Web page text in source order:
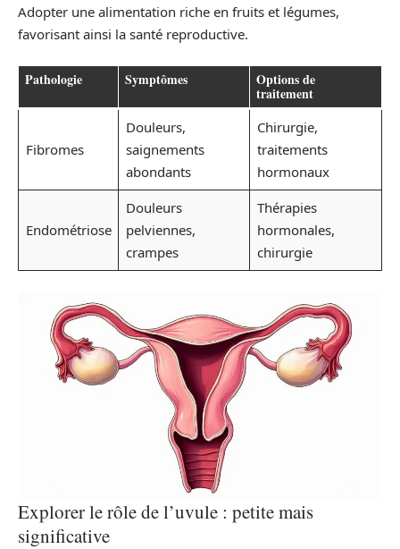
Adopter une alimentation riche en fruits et légumes,
favorisant ainsi la santé reproductive.
Pathologie Symptômes Options de
traitement
Fibromes
Douleurs,
saignements
abondants
Chirurgie,
traitements
hormonaux
Endométriose
Douleurs
pelviennes,
crampes
Thérapies
hormonales,
chirurgie
Explorer le rôle de l’uvule : petite mais
significative